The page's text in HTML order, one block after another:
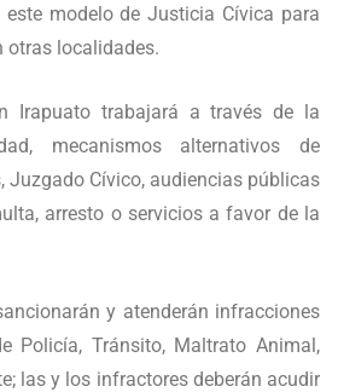
modelo de Justicia Cívica para
otras localidades.
Irapuato trabajará a través de la
mecanismos alternativos de
Juzgado Cívico, audiencias públicas
arresto o servicios a favor de la
y atenderán infracciones
Policía, Tránsito, Maltrato Animal,
las y los infractores deberán acudir